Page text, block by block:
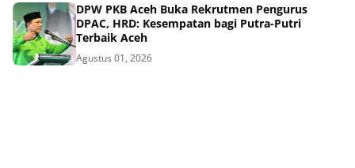
DPW PKB Aceh Buka Rekrutmen Pengurus
DPAC, HRD: Kesempatan bagi Putra-Putri
Terbaik Aceh
Agustus 01, 2026